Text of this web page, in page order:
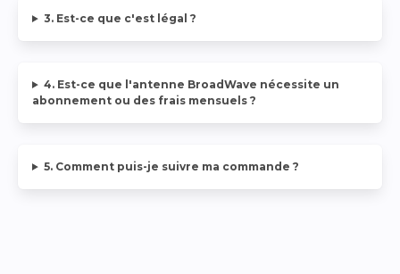
3. Est-ce que c'est légal ?
4. Est-ce que l'antenne BroadWave nécessite un
abonnement ou des frais mensuels ?
5. Comment puis-je suivre ma commande ?